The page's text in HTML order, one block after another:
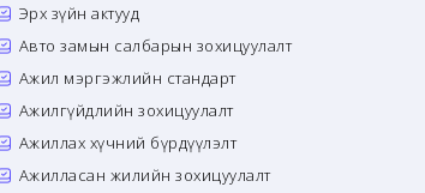
Эрх зүйн актууд
Авто замын салбарын зохицуулалт
Ажил мэргэжлийн стандарт
Ажилгүйдлийн зохицуулалт
Ажиллах хүчний бүрдүүлэлт
Ажилласан жилийн зохицуулалт